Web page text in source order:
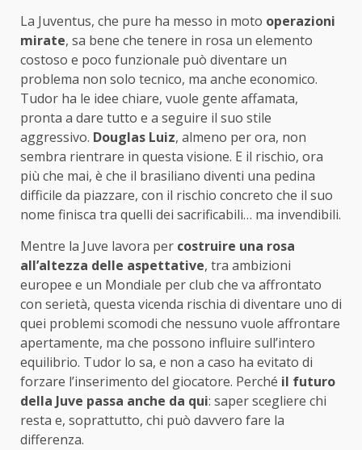
La Juventus, che pure ha messo in moto operazioni
mirate, sa bene che tenere in rosa un elemento
costoso e poco funzionale può diventare un
problema non solo tecnico, ma anche economico.
Tudor ha le idee chiare, vuole gente affamata,
pronta a dare tutto e a seguire il suo stile
aggressivo. Douglas Luiz, almeno per ora, non
sembra rientrare in questa visione. E il rischio, ora
più che mai, è che il brasiliano diventi una pedina
difficile da piazzare, con il rischio concreto che il suo
nome finisca tra quelli dei sacrificabili… ma invendibili.
Mentre la Juve lavora per costruire una rosa
all’altezza delle aspettative, tra ambizioni
europee e un Mondiale per club che va affrontato
con serietà, questa vicenda rischia di diventare uno di
quei problemi scomodi che nessuno vuole affrontare
apertamente, ma che possono influire sull’intero
equilibrio. Tudor lo sa, e non a caso ha evitato di
forzare l’inserimento del giocatore. Perché il futuro
della Juve passa anche da qui: saper scegliere chi
resta e, soprattutto, chi può davvero fare la
differenza.